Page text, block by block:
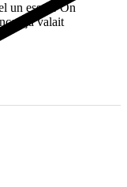
un essai ! On
ça valait